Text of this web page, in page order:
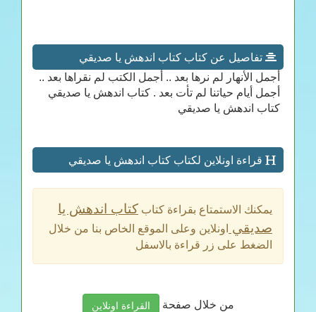
تفاصيل عن كتاب كتاب اندهش يا صديقي
أجمل الأنهار لم نرها بعد .. أجمل الكتب لم نقراها بعد ..
أجمل أيام حياتنا لم تأت بعد . كتاب اندهش يا صديقي
كتاب اندهش يا صديقي
قراءة اونلاين لكتاب كتاب اندهش يا صديقي
يمكنك الاستمتاع بقراءة كتاب كتاب اندهش يا
صديقي
اونلاين وعلى الموقع الخاص بنا من خلال
الضغط على زر قراءة بالاسفل
من خلال صفحة القراءة اونلاين